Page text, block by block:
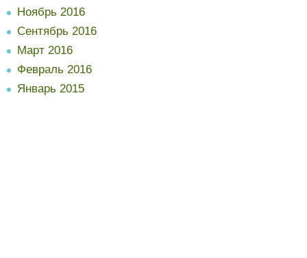
Ноябрь 2016
Сентябрь 2016
Март 2016
Февраль 2016
Январь 2015